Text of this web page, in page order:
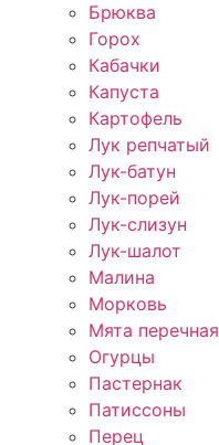
Брюква
Горох
Кабачки
Капуста
Картофель
Лук репчатый
Лук-батун
Лук-порей
Лук-слизун
Лук-шалот
Малина
Морковь
Мята перечная
Огурцы
Пастернак
Патиссоны
Перец